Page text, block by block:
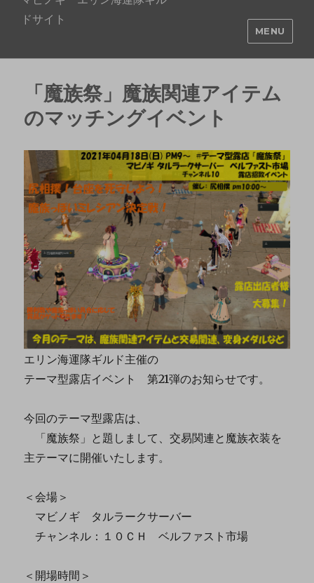
ドサイト
MENU
「魔族祭」魔族関連アイテム
のマッチングイベント
エリン海運隊ギルド主催の
テーマ型露店イベント 第21弾のお知らせです。
今回のテーマ型露店は、
「魔族祭」と題しまして、交易関連と魔族衣装を
主テーマに開催いたします。
＜会場＞
マビノギ タルラークサーバー
チャンネル：１０ＣＨ ベルファスト市場
＜開場時間＞